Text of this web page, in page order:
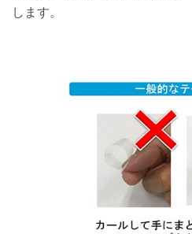
します。